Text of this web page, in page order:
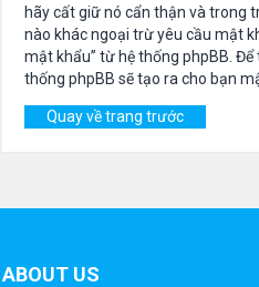
hãy cất giữ nó cẩn thận và trong
nào khác ngoại trừ yêu cầu mật
mật khẩu” từ hệ thống phpBB.
thống phpBB sẽ tạo ra cho bạn
Quay về trang trước
ABOUT US